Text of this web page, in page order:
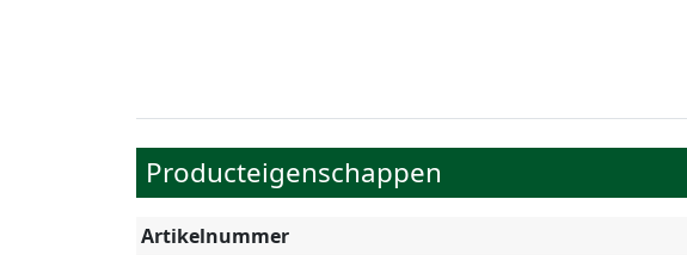
Producteigenschappen
Artikelnummer